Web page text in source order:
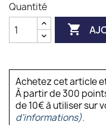
Quantité

Achetez cet article
À partir de 300
de 10€ à utiliser sur
d'informations).